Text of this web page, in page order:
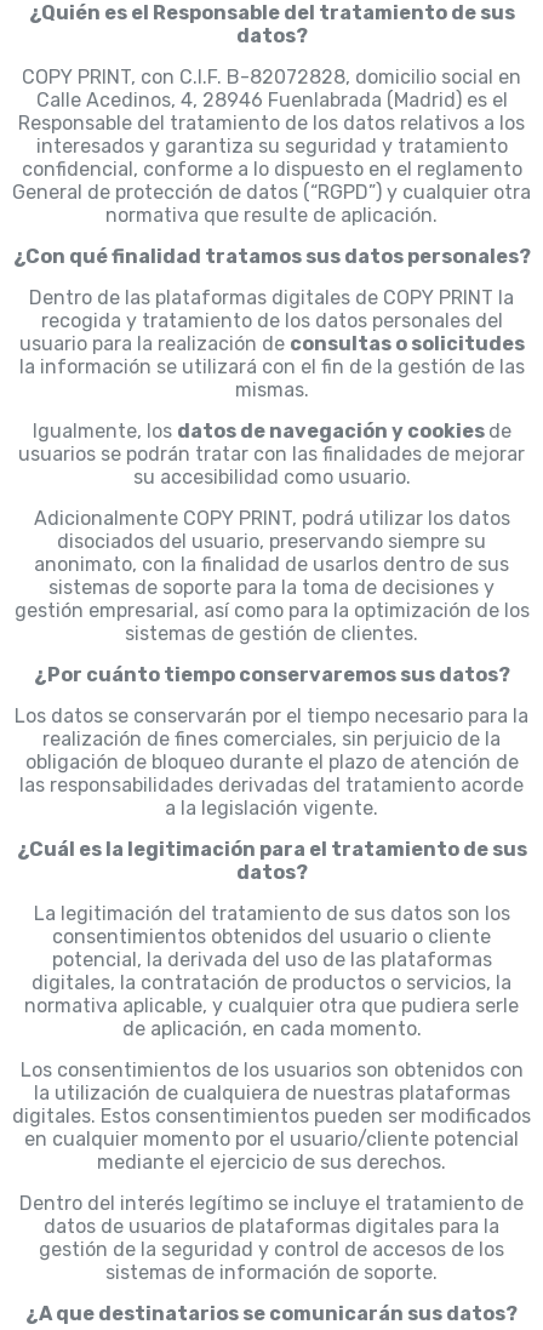
¿Quién es el Responsable del tratamiento de sus
datos?
COPY PRINT, con C.I.F. B-82072828, domicilio social en
Calle Acedinos, 4, 28946 Fuenlabrada (Madrid) es el
Responsable del tratamiento de los datos relativos a los
interesados y garantiza su seguridad y tratamiento
confidencial, conforme a lo dispuesto en el reglamento
General de protección de datos (“RGPD”) y cualquier otra
normativa que resulte de aplicación.
¿Con qué finalidad tratamos sus datos personales?
Dentro de las plataformas digitales de COPY PRINT la
recogida y tratamiento de los datos personales del
usuario para la realización de consultas o solicitudes
la información se utilizará con el fin de la gestión de las
mismas.
Igualmente, los datos de navegación y cookies de
usuarios se podrán tratar con las finalidades de mejorar
su accesibilidad como usuario.
Adicionalmente COPY PRINT, podrá utilizar los datos
disociados del usuario, preservando siempre su
anonimato, con la finalidad de usarlos dentro de sus
sistemas de soporte para la toma de decisiones y
gestión empresarial, así como para la optimización de los
sistemas de gestión de clientes.
¿Por cuánto tiempo conservaremos sus datos?
Los datos se conservarán por el tiempo necesario para la
realización de fines comerciales, sin perjuicio de la
obligación de bloqueo durante el plazo de atención de
las responsabilidades derivadas del tratamiento acorde
a la legislación vigente.
¿Cuál es la legitimación para el tratamiento de sus
datos?
La legitimación del tratamiento de sus datos son los
consentimientos obtenidos del usuario o cliente
potencial, la derivada del uso de las plataformas
digitales, la contratación de productos o servicios, la
normativa aplicable, y cualquier otra que pudiera serle
de aplicación, en cada momento.
Los consentimientos de los usuarios son obtenidos con
la utilización de cualquiera de nuestras plataformas
digitales. Estos consentimientos pueden ser modificados
en cualquier momento por el usuario/cliente potencial
mediante el ejercicio de sus derechos.
Dentro del interés legítimo se incluye el tratamiento de
datos de usuarios de plataformas digitales para la
gestión de la seguridad y control de accesos de los
sistemas de información de soporte.
¿A que destinatarios se comunicarán sus datos?